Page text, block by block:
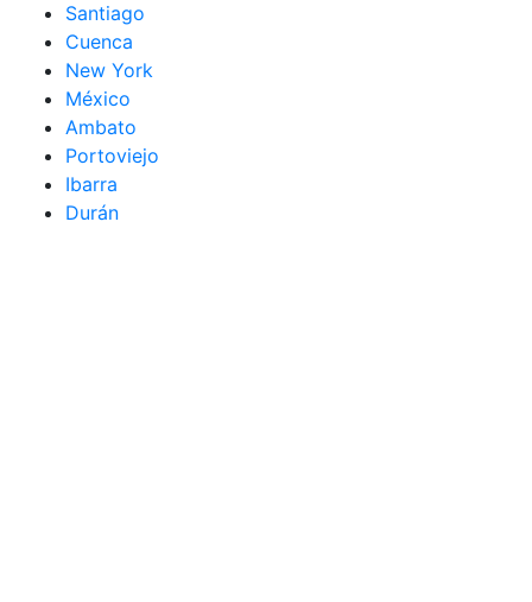
Santiago
Cuenca
New York
México
Ambato
Portoviejo
Ibarra
Durán